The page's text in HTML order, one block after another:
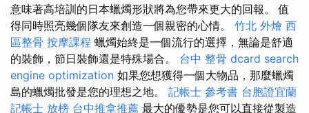
意味著高培訓的日本蠟燭形狀將為您帶來更大的回報。 值
得同時照亮幾個隊友來創造一個親密的心情。 竹北 外燴 西
區整骨 按摩課程 蠟燭始終是一個流行的選擇，無論是舒適
的裝飾，節日裝飾還是特殊場合。 台中 整骨 dcard search
engine optimization 如果您想獲得一個大物品，那麼蠟燭
島的蠟燭批發是您的理想之地。 記帳士 參考書 台胞證宜蘭
記帳士 放榜 台中推拿推薦 最大的優勢是您可以直接從製造